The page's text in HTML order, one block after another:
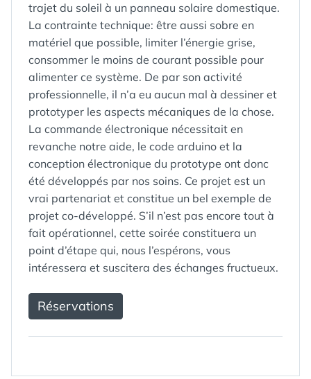
trajet du soleil à un panneau solaire domestique.
La contrainte technique: être aussi sobre en
matériel que possible, limiter l’énergie grise,
consommer le moins de courant possible pour
alimenter ce système. De par son activité
professionnelle, il n’a eu aucun mal à dessiner et
prototyper les aspects mécaniques de la chose.
La commande électronique nécessitait en
revanche notre aide, le code arduino et la
conception électronique du prototype ont donc
été développés par nos soins. Ce projet est un
vrai partenariat et constitue un bel exemple de
projet co-développé. S’il n’est pas encore tout à
fait opérationnel, cette soirée constituera un
point d’étape qui, nous l’espérons, vous
intéressera et suscitera des échanges fructueux.
Réservations